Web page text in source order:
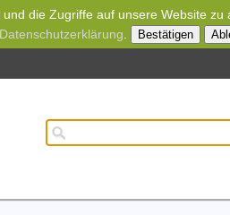
die Zugriffe auf unsere Website
Datenschutzerklärung Bestätigen